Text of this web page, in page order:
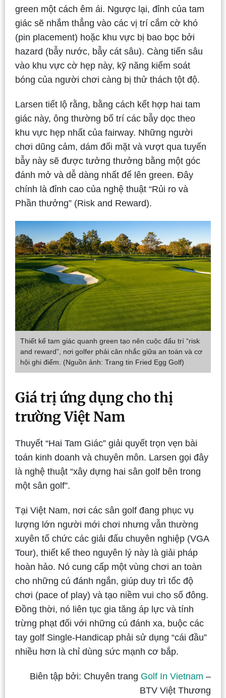
green một cách êm ái. Ngược lại, đỉnh của tam
giác sẽ nhắm thẳng vào các vị trí cắm cờ khó
(pin placement) hoặc khu vực bị bao bọc bởi
hazard (bẫy nước, bẫy cát sâu). Càng tiến sâu
vào khu vực cờ hẹp này, kỹ năng kiểm soát
bóng của người chơi càng bị thử thách tột độ.
Larsen tiết lộ rằng, bằng cách kết hợp hai tam
giác này, ông thường bố trí các bẫy dọc theo
khu vực hẹp nhất của fairway. Những người
chơi dũng cảm, dám đối mặt và vượt qua tuyến
bẫy này sẽ được tưởng thưởng bằng một góc
đánh mở và dễ dàng nhất để lên green. Đây
chính là đỉnh cao của nghệ thuật “Rủi ro và
Phần thưởng” (Risk and Reward).
Thiết kế tam giác quanh green tạo nên cuộc đấu trí “risk
and reward”, nơi golfer phải cân nhắc giữa an toàn và cơ
hội ghi điểm. (Nguồn ảnh: Trang tin Fried Egg Golf)
Giá trị ứng dụng cho thị
trường Việt Nam
Thuyết “Hai Tam Giác” giải quyết trọn vẹn bài
toán kinh doanh và chuyên môn. Larsen gọi đây
là nghệ thuật “xây dựng hai sân golf bên trong
một sân golf”.
Tại Việt Nam, nơi các sân golf đang phục vụ
lượng lớn người mới chơi nhưng vẫn thường
xuyên tổ chức các giải đấu chuyên nghiệp (VGA
Tour), thiết kế theo nguyên lý này là giải pháp
hoàn hảo. Nó cung cấp một vùng chơi an toàn
cho những cú đánh ngắn, giúp duy trì tốc độ
chơi (pace of play) và tạo niềm vui cho số đông.
Đồng thời, nó liên tục gia tăng áp lực và tính
trừng phạt đối với những cú đánh xa, buộc các
tay golf Single-Handicap phải sử dụng “cái đầu”
nhiều hơn là chỉ dùng sức mạnh cơ bắp.
Biên tập bởi: Chuyên trang Golf In Vietnam –
BTV Việt Thương